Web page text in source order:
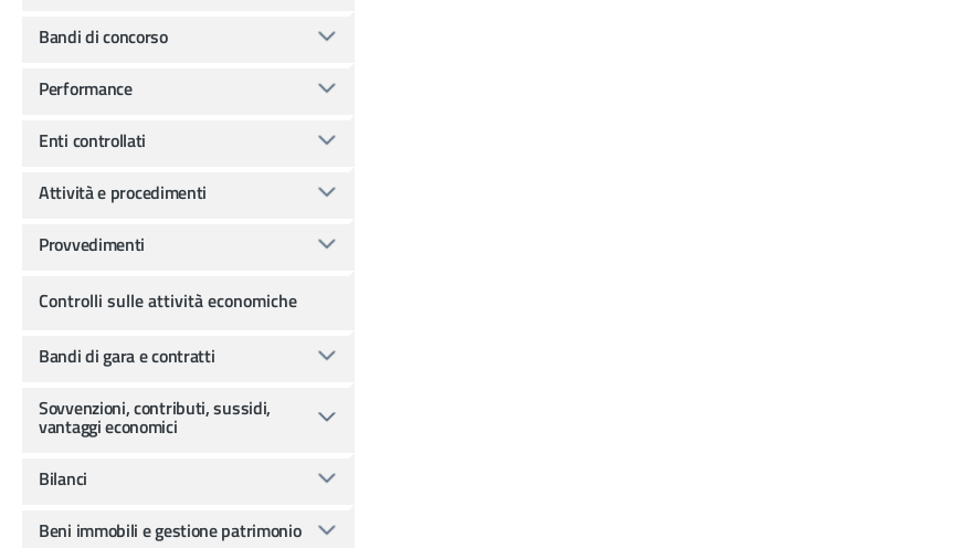
Bandi di concorso
Performance
Enti controllati
Attività e procedimenti
Provvedimenti
Controlli sulle attività economiche
Bandi di gara e contratti
Sovvenzioni, contributi, sussidi,
vantaggi economici
Bilanci
Beni immobili e gestione patrimonio